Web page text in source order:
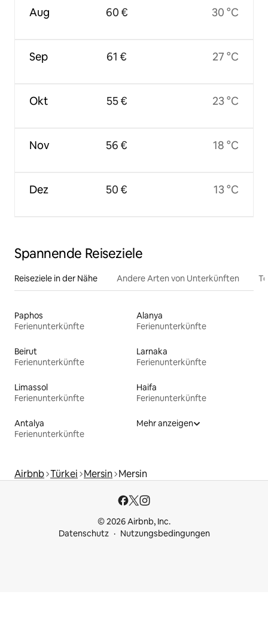
Aug
Sep
Okt
Nov
Dez
60 €
61 €
55 €
56 €
50 €
30 °C
27 °C
23 °C
18 °C
13 °C
Spannende Reiseziele
Reiseziele in der Nähe Andere Arten von Unterkünften
Paphos
Ferienunterkünfte
Alanya
Ferienunterkünfte
Beirut
Ferienunterkünfte
Larnaka
Ferienunterkünfte
Limassol
Ferienunterkünfte
Haifa
Ferienunterkünfte
Antalya
Ferienunterkünfte
Mehr anzeigen
Airbnb Türkei Mersin Mersin
© 2026 Airbnb, Inc.
Datenschutz
Nutzungsbedingungen